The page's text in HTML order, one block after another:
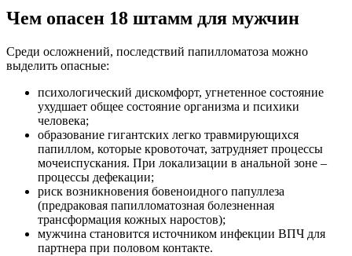
Чем опасен 18 штамм для мужчин
Среди осложнений, последствий папилломатоза можно
выделить опасные:
психологический дискомфорт, угнетенное состояние
ухудшает общее состояние организма и психики
человека;
образование гигантских легко травмирующихся
папиллом, которые кровоточат, затрудняет процессы
мочеиспускания. При локализации в анальной зоне –
процессы дефекации;
риск возникновения бовеноидного папуллеза
(предраковая папилломатозная болезненная
трансформация кожных наростов);
мужчина становится источником инфекции ВПЧ для
партнера при половом контакте.